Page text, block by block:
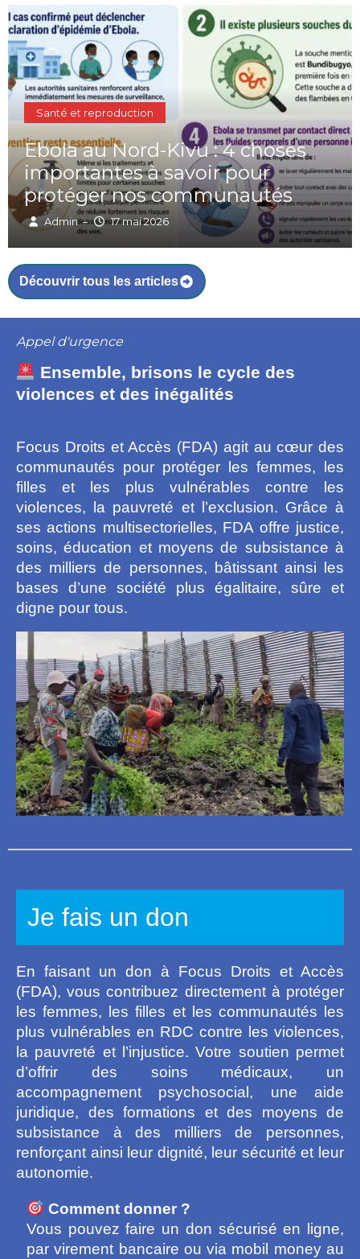
Santé et reproduction
Ebola au Nord-Kivu : 4 choses
importantes à savoir pour
protéger nos communautés
Admin – 17 mai 2026
Découvrir tous les articles
Appel d'urgence
Ensemble, brisons le cycle des
violences et des inégalités
Focus Droits et Accès (FDA) agit au cœur des
communautés pour protéger les femmes, les
filles et les plus vulnérables contre les
violences, la pauvreté et l’exclusion. Grâce à
ses actions multisectorielles, FDA offre justice,
soins, éducation et moyens de subsistance à
des milliers de personnes, bâtissant ainsi les
bases d’une société plus égalitaire, sûre et
digne pour tous.
Je fais un don
En faisant un don à Focus Droits et Accès
(FDA), vous contribuez directement à protéger
les femmes, les filles et les communautés les
plus vulnérables en RDC contre les violences,
la pauvreté et l’injustice. Votre soutien permet
d’offrir des soins médicaux, un
accompagnement psychosocial, une aide
juridique, des formations et des moyens de
subsistance à des milliers de personnes,
renforçant ainsi leur dignité, leur sécurité et leur
autonomie.
Comment donner ?
Vous pouvez faire un don sécurisé en ligne,
par virement bancaire ou via mobil money au